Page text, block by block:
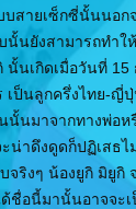
บสายเซ็กซี่นั้นนอก
นยังสามารถทำใ
นั้นเกิดเมื่อวันที่ 15
เป็นลูกครึ่งไทย-ญี่
นมาจากทางพ่อห
าดึงดูดก็ปฏิเสธไ
ริงๆ น้องยูกิ มิยูกิ
ชื่อนี้มานั้นอาจจะ